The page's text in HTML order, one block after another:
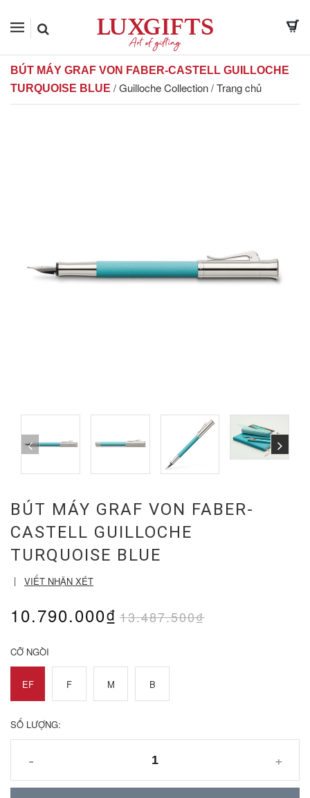
BÚT MÁY GRAF VON FABER-CASTELL GUILLOCHE
TURQUOISE BLUE / Guilloche Collection / Trang chủ
BÚT MÁY GRAF VON FABER-
CASTELL GUILLOCHE
TURQUOISE BLUE
| VIẾT NHẬN XÉT
10.790.000₫ 13.487.500₫
CỠ NGÒI
EF F M B
SỐ LƯỢNG:
- +